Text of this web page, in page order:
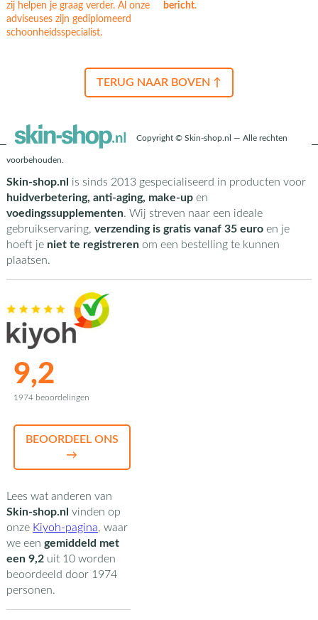
zij helpen je graag verder. Al onze
adviseuses zijn gediplomeerd
schoonheidsspecialist.
bericht.
TERUG NAAR BOVEN ↑
Copyright © Skin-shop.nl — Alle rechten
voorbehouden.
Skin-shop.nl is sinds 2013 gespecialiseerd in producten voor
huidverbetering, anti-aging, make-upen
voedingssupplementen. Wij streven naar een ideale
gebruikservaring, verzending is gratis vanaf 35 euroen je
hoeft je niet te registrerenom een bestelling te kunnen
plaatsen.
9,2
1974 beoordelingen
BEOORDEEL ONS
→
Lees wat anderen van
Skin-shop.nl vinden op
onze Kiyoh-pagina, waar
we een gemiddeld met
een 9,2uit 10worden
beoordeeld door 1974
personen.